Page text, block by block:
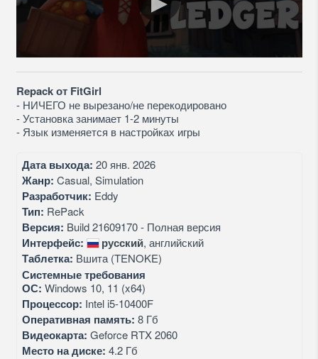
Repack от FitGirl
- НИЧЕГО не вырезано/не перекодировано
- Установка занимает 1-2 минуты
- Язык изменяется в настройках игры
Дата выхода: 20 янв. 2026
Жанр: Casual, Simulation
Разработчик: Eddy
Тип: RePack
Версия: Build 21609170 - Полная версия
Интерфейс: русский, английский
Таблетка: Вшита (TENOKE)
Системные требования
ОС: Windows 10, 11 (x64)
Процессор: Intel i5-10400F
Оперативная память: 8 Гб
Видеокарта: Geforce RTX 2060
Место на диске: 4.2 Гб